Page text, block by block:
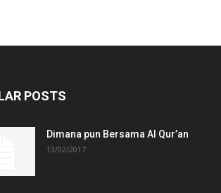
POSTS
Dimana pun Bersama Al Qur’an
13/02/2017